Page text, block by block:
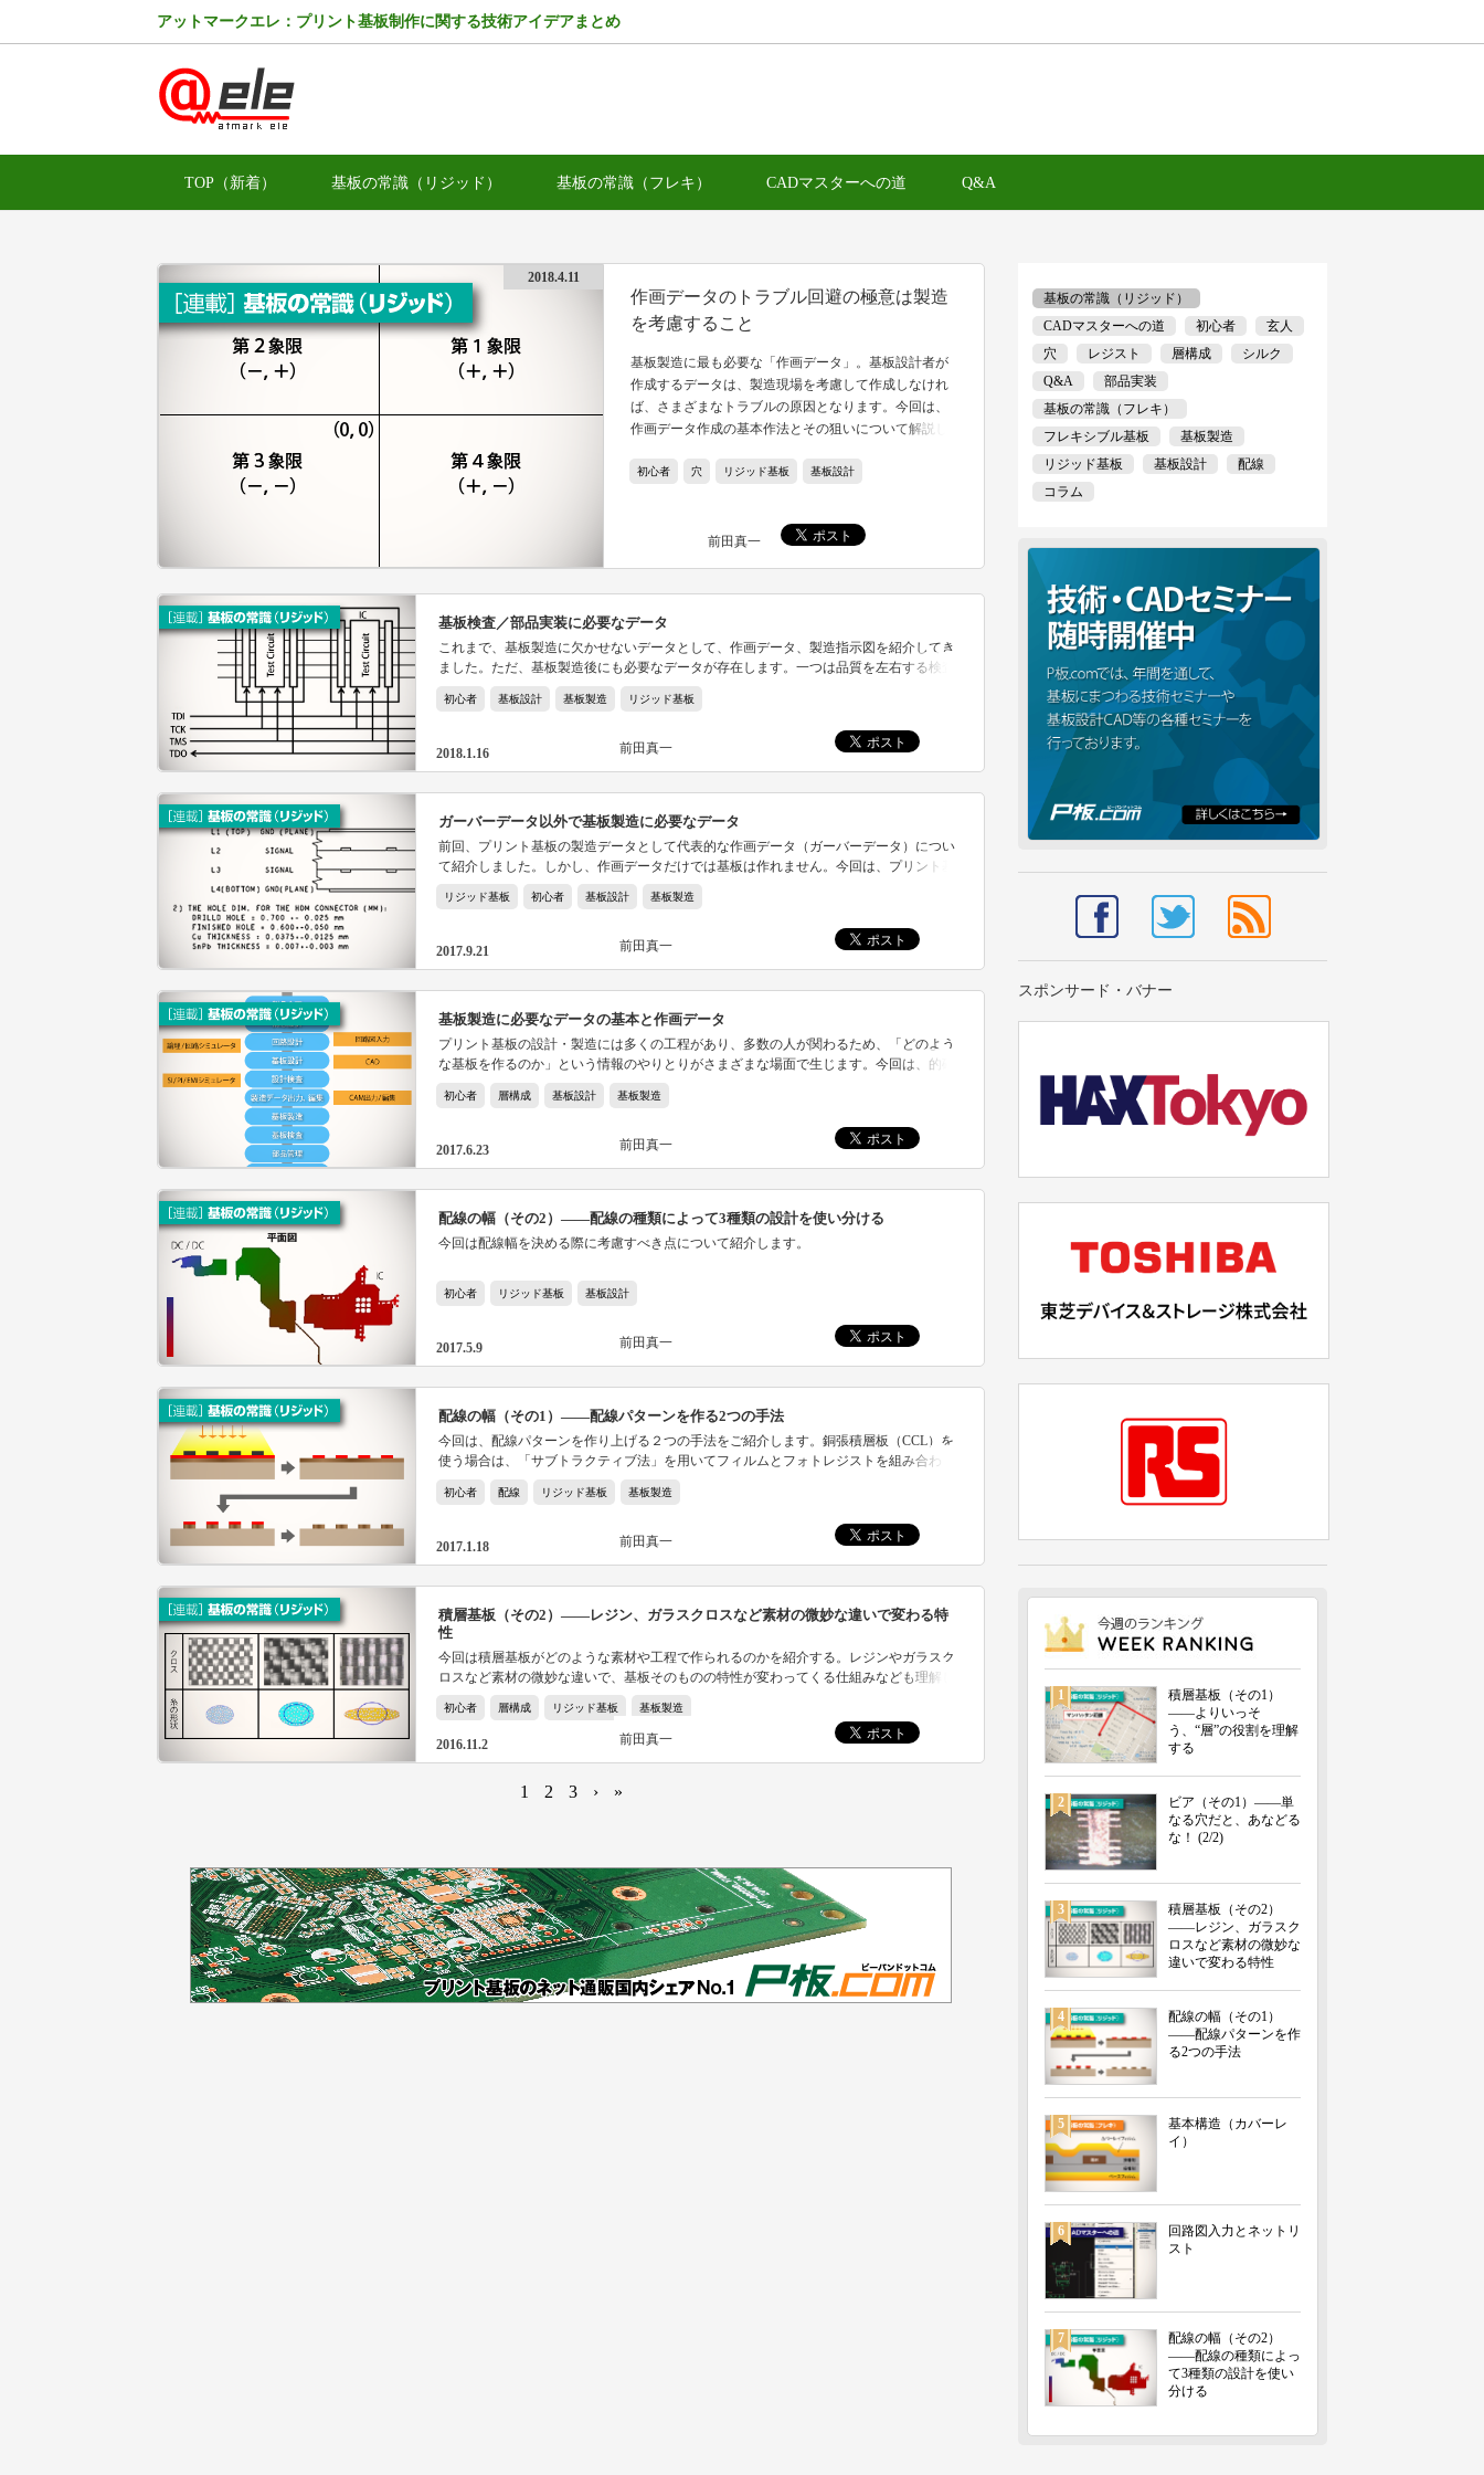
アットマークエレ：プリント基板制作に関する技術アイデアまとめ
TOP（新着） 基板の常識（リジッド） 基板の常識（フレキ） CADマスターへの道 Q&A
作画データのトラブル回避の極意は製造
を考慮すること
基板製造に最も必要な「作画データ」。基板設計者が
作成するデータは、製造現場を考慮して作成しなけれ
ば、さまざまなトラブルの原因となります。今回は、
作画データ作成の基本作法とその狙いについて解説し
2018.4.11
前田真一
初心者 穴 リジッド基板 基板設計
基板検査／部品実装に必要なデータ
これまで、基板製造に欠かせないデータとして、作画データ、製造指示図を紹介してき
ました。ただ、基板製造後にも必要なデータが存在します。一つは品質を左右する検査
データについて解説します。
初心者 基板設計 基板製造 リジッド基板
2018.1.16 前田真一
ガーバーデータ以外で基板製造に必要なデータ
前回、プリント基板の製造データとして代表的な作画データ（ガーバーデータ）につい
て紹介しました。しかし、作画データだけでは基板は作れません。今回は、プリント基
リジッド基板 初心者 基板設計 基板製造
2017.9.21 前田真一
基板製造に必要なデータの基本と作画データ
プリント基板の設計・製造には多くの工程があり、多数の人が関わるため、「どのよう
な基板を作るのか」という情報のやりとりがさまざまな場面で生じます。今回は、的確
ータを紹介します。
初心者 層構成 基板設計 基板製造
2017.6.23 前田真一
配線の幅（その2）――配線の種類によって3種類の設計を使い分ける
今回は配線幅を決める際に考慮すべき点について紹介します。
初心者 リジッド基板 基板設計
2017.5.9 前田真一
配線の幅（その1）――配線パターンを作る2つの手法
今回は、配線パターンを作り上げる２つの手法をご紹介します。銅張積層板（CCL）を
使う場合は、「サブトラクティブ法」を用いてフィルムとフォトレジストを組み合わ
しょう。もう1つの「アディティブ法」は、精度の高いパターン作画ができるのが特長で
初心者 配線 リジッド基板 基板製造
2017.1.18 前田真一
積層基板（その2）――レジン、ガラスクロスなど素材の微妙な違いで変わる特
性
今回は積層基板がどのような素材や工程で作られるのかを紹介する。レジンやガラスク
ロスなど素材の微妙な違いで、基板そのものの特性が変わってくる仕組みなども理解し
初心者 層構成 リジッド基板 基板製造
2016.11.2 前田真一
1 2 3 › »
基板の常識（リジッド）
CADマスターへの道
初心者
玄人
穴
レジスト 層構成
シルク
Q&A
部品実装
基板の常識（フレキ）
フレキシブル基板
基板製造
リジッド基板
基板設計
配線
コラム
スポンサード・バナー
1
積層基板（その1）
――よりいっそ
う、“層”の役割を理解
する
2
ビア（その1）――単
なる穴だと、あなどる
な！ (2/2)
3
積層基板（その2）
――レジン、ガラスク
ロスなど素材の微妙な
違いで変わる特性
4
配線の幅（その1）
――配線パターンを作
る2つの手法
5
基本構造（カバーレ
イ）
6
回路図入力とネットリ
スト
7
配線の幅（その2）
――配線の種類によっ
て3種類の設計を使い
分ける